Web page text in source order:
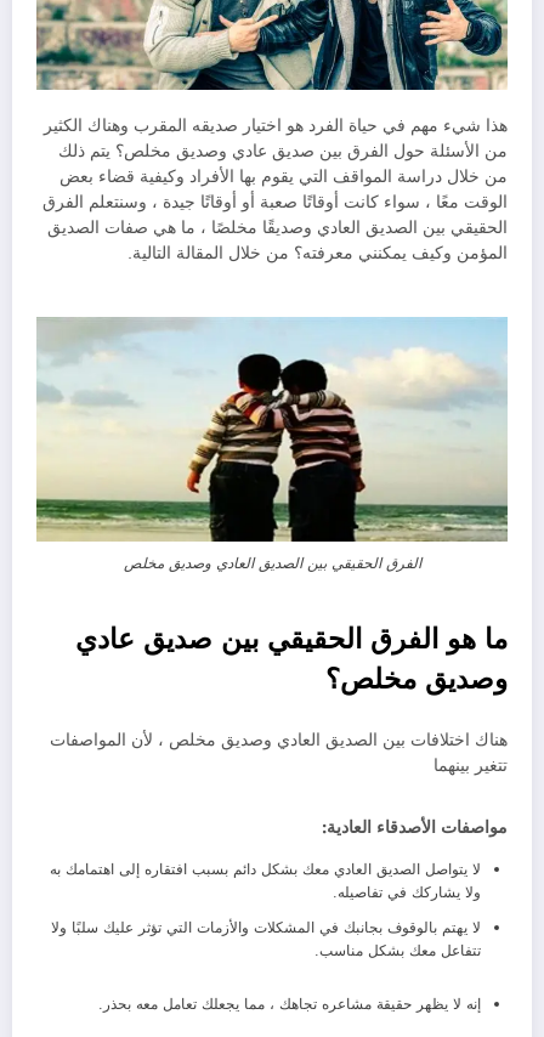
هذا شيء مهم في حياة الفرد هو اختيار صديقه المقرب وهناك الكثير
من الأسئلة حول الفرق بين صديق عادي وصديق مخلص؟ يتم ذلك
من خلال دراسة المواقف التي يقوم بها الأفراد وكيفية قضاء بعض
الوقت معًا ، سواء كانت أوقاتًا صعبة أو أوقاتًا جيدة ، وسنتعلم الفرق
الحقيقي بين الصديق العادي وصديقًا مخلصًا ، ما هي صفات الصديق
المؤمن وكيف يمكنني معرفته؟ من خلال المقالة التالية.
الفرق الحقيقي بين الصديق العادي وصديق مخلص
ما هو الفرق الحقيقي بين صديق عادي
وصديق مخلص؟
هناك اختلافات بين الصديق العادي وصديق مخلص ، لأن المواصفات
تتغير بينهما
مواصفات الأصدقاء العادية:
لا يتواصل الصديق العادي معك بشكل دائم بسبب افتقاره إلى اهتمامك به
ولا يشاركك في تفاصيله.
لا يهتم بالوقوف بجانبك في المشكلات والأزمات التي تؤثر عليك سلبًا ولا
تتفاعل معك بشكل مناسب.
إنه لا يظهر حقيقة مشاعره تجاهك ، مما يجعلك تعامل معه بحذر.